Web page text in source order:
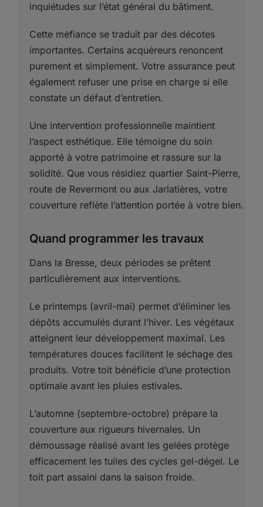
inquiétudes sur l’état général du bâtiment.
Cette méfiance se traduit par des décotes
importantes. Certains acquéreurs renoncent
purement et simplement. Votre assurance peut
également refuser une prise en charge si elle
constate un défaut d’entretien.
Une intervention professionnelle maintient
l’aspect esthétique. Elle témoigne du soin
apporté à votre patrimoine et rassure sur la
solidité. Que vous résidiez quartier Saint-Pierre,
route de Revermont ou aux Jarlatières, votre
couverture reflète l’attention portée à votre bien.
Quand programmer les travaux
Dans la Bresse, deux périodes se prêtent
particulièrement aux interventions.
Le printemps (avril-mai) permet d’éliminer les
dépôts accumulés durant l’hiver. Les végétaux
atteignent leur développement maximal. Les
températures douces facilitent le séchage des
produits. Votre toit bénéficie d’une protection
optimale avant les pluies estivales.
L’automne (septembre-octobre) prépare la
couverture aux rigueurs hivernales. Un
démoussage réalisé avant les gelées protège
efficacement les tuiles des cycles gel-dégel. Le
toit part assaini dans la saison froide.